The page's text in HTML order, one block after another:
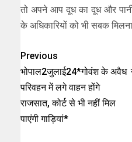
तो अपने आप दूध का दूध और
के अधिकारियों को भी सबक
Previous
भोपाल2जुलाई24*गोवंश के अवैध
परिवहन में लगे वाहन होंगे
राजसात, कोर्ट से भी नहीं मिल
पाएंगी गाड़ियां*